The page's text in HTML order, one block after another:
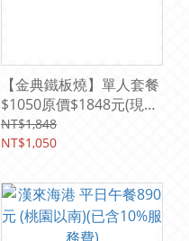
【金典鐵板燒】單人套餐
$1050原價$1848元(現場
使用加200元)
NT$1,848
NT$1,050